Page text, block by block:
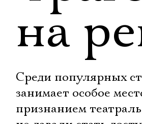
на
Среди популярных
занимает особое
признанием